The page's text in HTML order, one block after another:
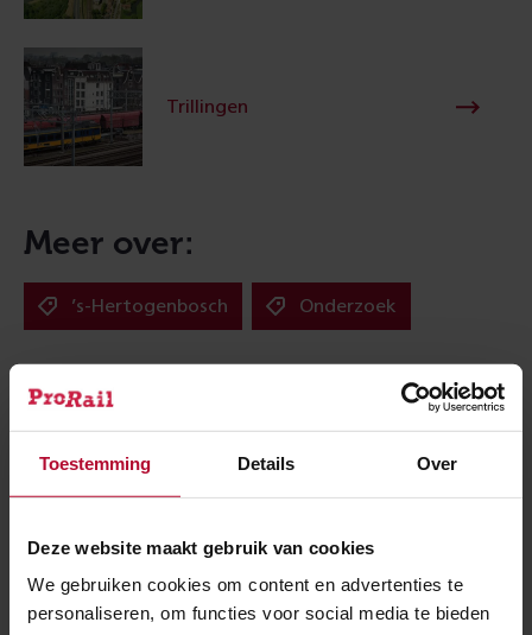
Toestemming Details Over
Deze website maakt gebruik van cookies
We gebruiken cookies om content en advertenties te
personaliseren, om functies voor social media te bieden
Trillingen
Meer over:
’s-Hertogenbosch Onderzoek